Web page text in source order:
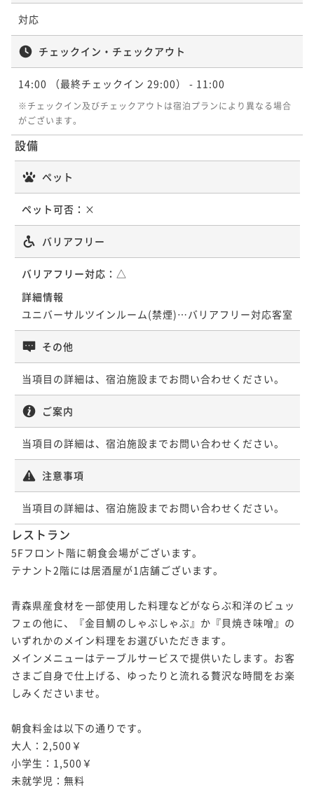
対応
チェックイン・チェックアウト
14:00 （最終チェックイン 29:00） - 11:00
※チェックイン及びチェックアウトは宿泊プランにより異なる場合
がございます。
設備
ペット
ペット可否： ×
バリアフリー
バリアフリー対応： △
詳細情報
ユニバーサルツインルーム(禁煙)…バリアフリー対応客室
その他
当項目の詳細は、宿泊施設までお問い合わせください。
ご案内
当項目の詳細は、宿泊施設までお問い合わせください。
注意事項
当項目の詳細は、宿泊施設までお問い合わせください。
レストラン
5Fフロント階に朝食会場がございます。
テナント2階には居酒屋が1店舗ございます。
青森県産食材を一部使用した料理などがならぶ和洋のビュッ
フェの他に、『金目鯛のしゃぶしゃぶ』か『貝焼き味噌』の
いずれかのメイン料理をお選びいただきます。
メインメニューはテーブルサービスで提供いたします。お客
さまご自身で仕上げる、ゆったりと流れる贅沢な時間をお楽
しみくださいませ。
朝食料金は以下の通りです。
大人：2,500￥
小学生：1,500￥
未就学児：無料